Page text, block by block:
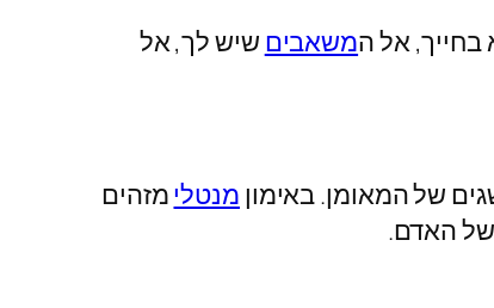
בחייך, אל המשאבים שיש לך, אל
של המאומן. באימון מנטלימזהים
של האדם.